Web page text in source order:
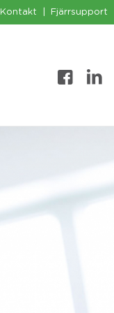
Kontakt Fjärrsupport